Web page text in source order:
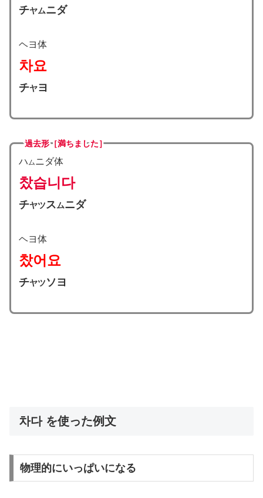
チヤムニダ
ヘヨ体
차요
チヤヨ
過去形［満ちました］
ハムニダ体
찼습니다
チヤツスムニダ
ヘヨ体
찼어요
チヤツソヨ
차다 を使った例文
物理的にいっぱいになる